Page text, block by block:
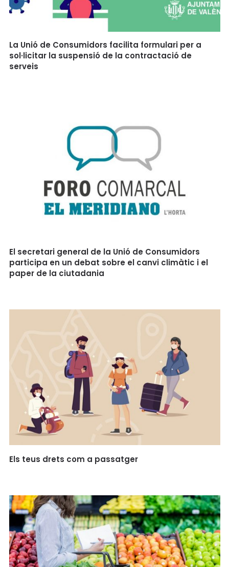
La Unió de Consumidors facilita formulari per a
sol·licitar la suspensió de la contractació de
serveis
El secretari general de la Unió de Consumidors
participa en un debat sobre el canvi climàtic i el
paper de la ciutadania
Els teus drets com a passatger